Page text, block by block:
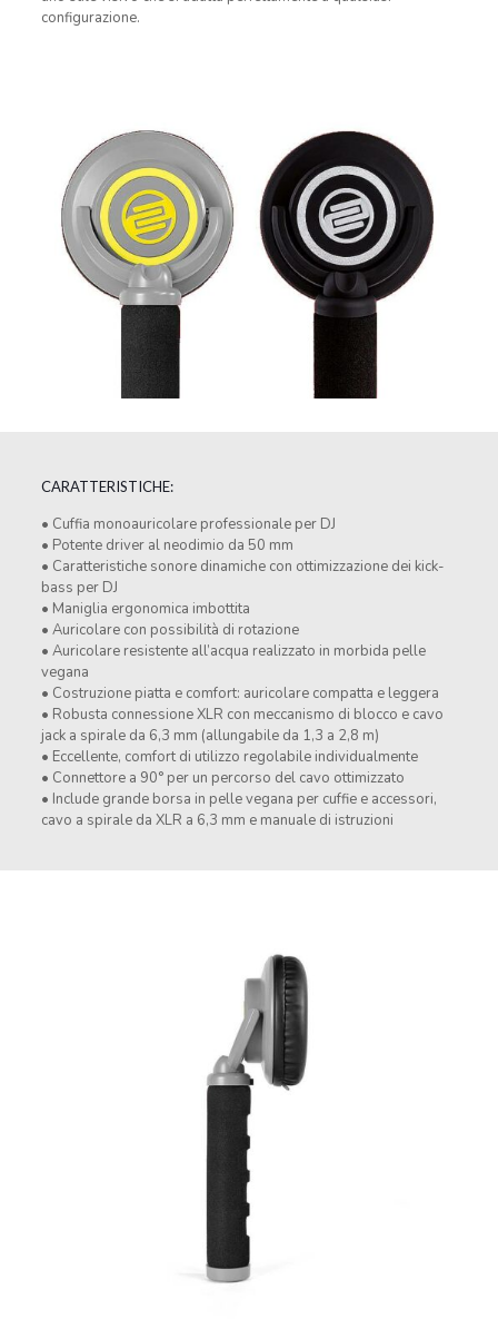
configurazione.
CARATTERISTICHE:
• Cuffia monoauricolare professionale per DJ
• Potente driver al neodimio da 50 mm
• Caratteristiche sonore dinamiche con ottimizzazione dei kick-
bass per DJ
• Maniglia ergonomica imbottita
• Auricolare con possibilità di rotazione
• Auricolare resistente all’acqua realizzato in morbida pelle
vegana
• Costruzione piatta e comfort: auricolare compatta e leggera
• Robusta connessione XLR con meccanismo di blocco e cavo
jack a spirale da 6,3 mm (allungabile da 1,3 a 2,8 m)
• Eccellente, comfort di utilizzo regolabile individualmente
• Connettore a 90° per un percorso del cavo ottimizzato
• Include grande borsa in pelle vegana per cuffie e accessori,
cavo a spirale da XLR a 6,3 mm e manuale di istruzioni